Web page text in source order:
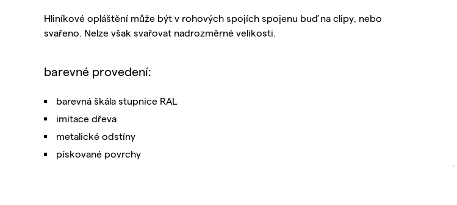
Hliníkové opláštění může být v rohových spojích spojenu buď na clipy, nebo
svařeno. Nelze však svařovat nadrozměrné velikosti.
barevné provedení:
barevná škála stupnice RAL
imitace dřeva
metalické odstíny
pískované povrchy